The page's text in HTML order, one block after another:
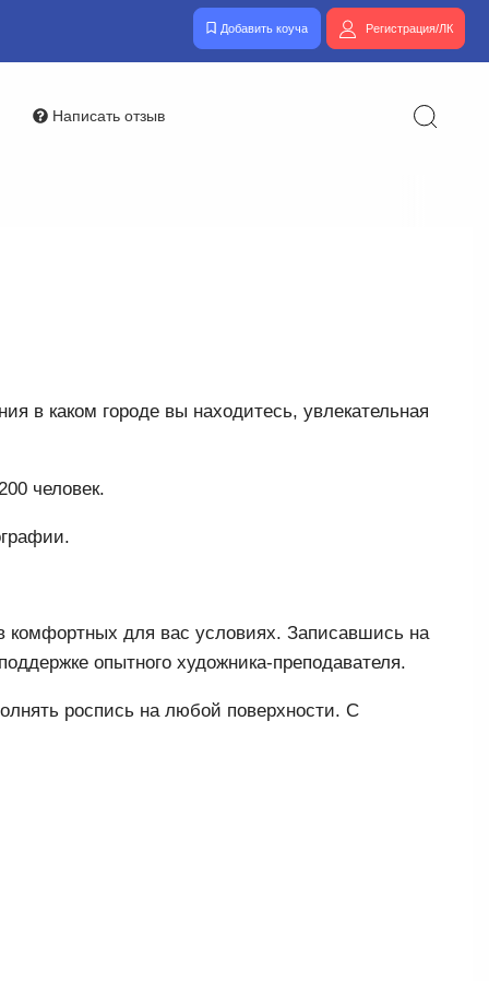
Добавить коуча Регистрация/ЛК
Написать отзыв
в каком городе вы находитесь, увлекательная
человек.
комфортных для вас условиях. Записавшись на
опытного художника-преподавателя.
роспись на любой поверхности. С